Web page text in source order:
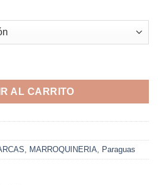
cantidad
AL CARRITO
MARROQUINERIA Paraguas